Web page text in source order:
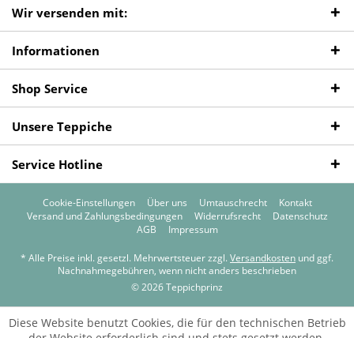
Wir versenden mit:
Informationen
Shop Service
Unsere Teppiche
Service Hotline
Cookie-Einstellungen Über uns Umtauschrecht
Kontakt
Versand und Zahlungsbedingungen
Widerrufsrecht
Datenschutz
AGB
Impressum
* Alle Preise inkl. gesetzl. Mehrwertsteuer zzgl. Versandkosten und ggf.
Nachnahmegebühren, wenn nicht anders beschrieben
© 2026 Teppichprinz
Diese Website benutzt Cookies, die für den technischen Betrieb